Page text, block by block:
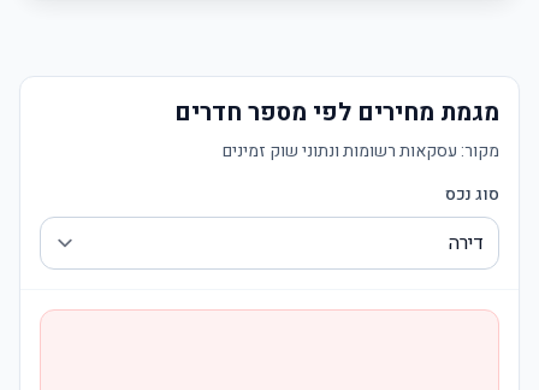
מגמת מחירים לפי מספר חדרים
מקור: עסקאות רשומות ונתוני שוק זמינים
סוג נכס